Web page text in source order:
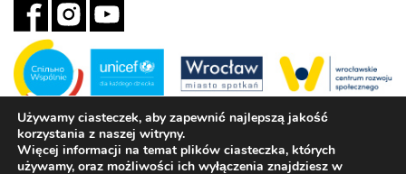
Zadanie realizowane ze środków Gminy Wrocław w partnerstwie z
Funduszem Narodów Zjednoczonych na Rzecz Dzieci (UNICEF)
Używamy ciasteczek, aby zapewnić najlepszą jakość
korzystania z naszej witryny.
Więcej informacji na temat plików ciasteczka, których
używamy, oraz możliwości ich wyłączenia znajdziesz w